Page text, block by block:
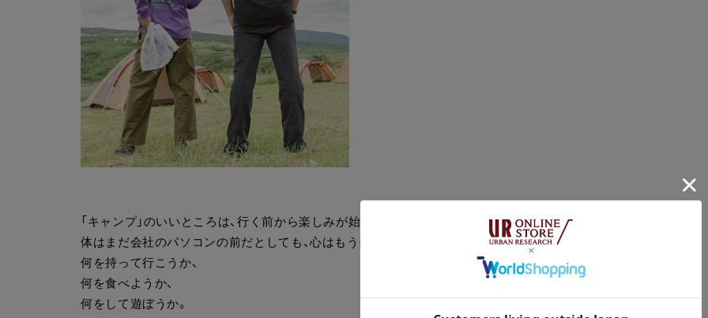
「キャンプ」のいいところは、行く前から楽しみが始まっていることだ。
体はまだ会社のパソコンの前だとしても、心はもうGREENに半分満たされている。
何を持って行こうか、
何を食べようか、
何をして遊ぼうか。